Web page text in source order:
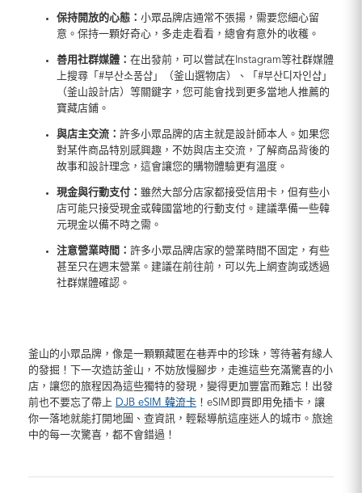
保持開放的心態： 小眾品牌店通常不張揚，需要您細心留
意。保持一顆好奇心，多走走看看，總會有意外的收穫。
善用社群媒體： 在出發前，可以嘗試在Instagram等社群媒體
上搜尋「#부산소품샵」（釜山選物店）、「#부산디자인샵」
（釜山設計店）等關鍵字，您可能會找到更多當地人推薦的
寶藏店鋪。
與店主交流： 許多小眾品牌的店主就是設計師本人。如果您
對某件商品特別感興趣，不妨與店主交流，了解商品背後的
故事和設計理念，這會讓您的購物體驗更有溫度。
現金與行動支付： 雖然大部分店家都接受信用卡，但有些小
店可能只接受現金或韓國當地的行動支付。建議準備一些韓
元現金以備不時之需。
注意營業時間： 許多小眾品牌店家的營業時間不固定，有些
甚至只在週末營業。建議在前往前，可以先上網查詢或透過
社群媒體確認。
釜山的小眾品牌，像是一顆顆藏匿在巷弄中的珍珠，等待著有緣人
的發掘！下一次造訪釜山，不妨放慢腳步，走進這些充滿驚喜的小
店，讓您的旅程因為這些獨特的發現，變得更加豐富而難忘！出發
前也不要忘了帶上 DJB eSIM 韓流卡 ！eSIM即買即用免插卡，讓
你一落地就能打開地圖、查資訊，輕鬆導航這座迷人的城市。旅途
中的每一次驚喜，都不會錯過！